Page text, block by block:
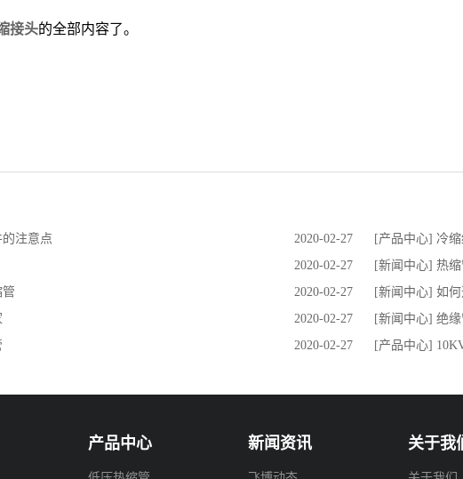
接头的全部内容了。
注意点 2020-02-27 [产品中心] 冷
2020-02-27 [新闻中心] 热
2020-02-27 [新闻中心] 如
2020-02-27 [新闻中心] 绝
2020-02-27 [产品中心]
产品中心 新闻资讯 关于我